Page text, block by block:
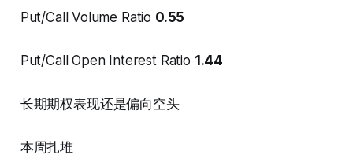
Put/Call Volume Ratio 0.55
Put/Call Open Interest Ratio 1.44
长期期权表现还是偏向空头
本周扎堆